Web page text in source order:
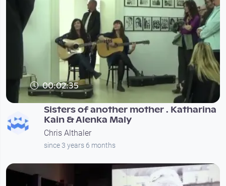
00:02:35
Sisters of another mother . Katharina
Kain & Alenka Maly
Chris Althaler
since 3 years 6 months